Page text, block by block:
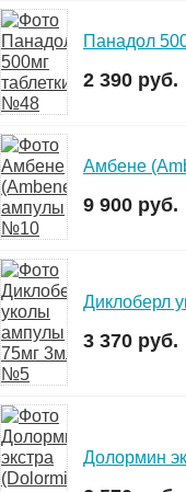
Панадол
2 390 руб.
Амбене
9 900 руб.
Диклоберл
3 370 руб.
Долормин